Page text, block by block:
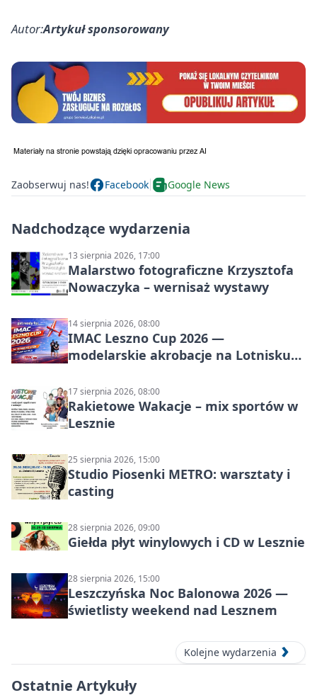
Autor:Artykuł sponsorowany
Zaobserwuj nas! Facebook Google News
Nadchodzące wydarzenia
13 sierpnia 2026, 17:00
Malarstwo fotograficzne Krzysztofa
Nowaczyka – wernisaż wystawy
14 sierpnia 2026, 08:00
IMAC Leszno Cup 2026 —
modelarskie akrobacje na Lotnisku
17 sierpnia 2026, 08:00
Rakietowe Wakacje – mix sportów w
Lesznie
25 sierpnia 2026, 15:00
Studio Piosenki METRO: warsztaty i
casting
28 sierpnia 2026, 09:00
Giełda płyt winylowych i CD w Lesznie
28 sierpnia 2026, 15:00
Leszczyńska Noc Balonowa 2026 —
świetlisty weekend nad Lesznem
Kolejne wydarzenia
Ostatnie Artykuły